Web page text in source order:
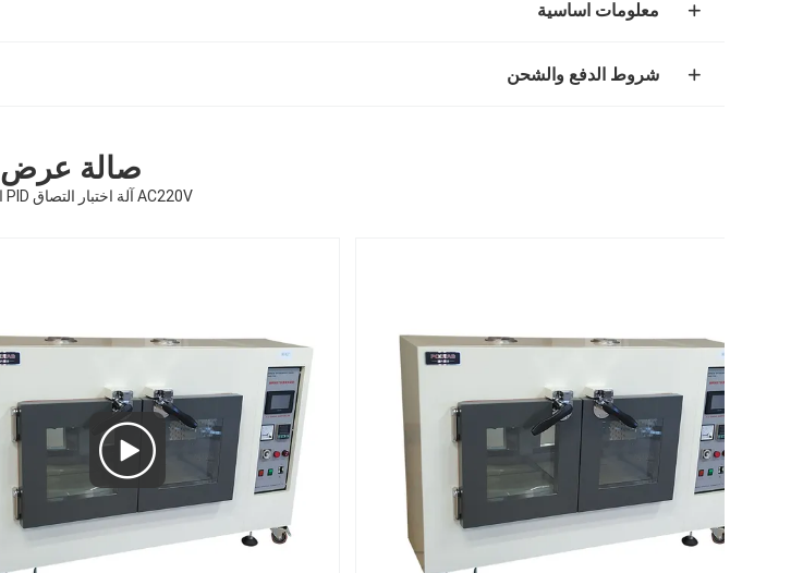
معلومات اساسية
شروط الدفع والشحن
صالة عرض
AC220V آلة اختبار التصاق PID الاحتفاظ